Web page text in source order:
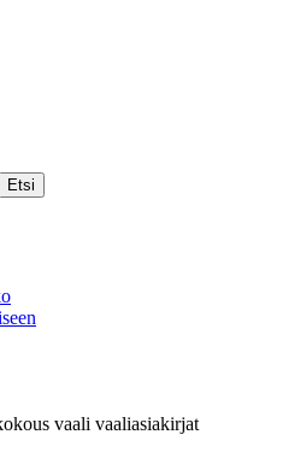
Etsi
vaali vaaliasiakirjat